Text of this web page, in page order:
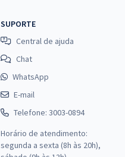
SUPORTE
Central de ajuda
Chat
WhatsApp
E-mail
Telefone: 3003-0894
Horário de atendimento:
segunda a sexta (8h às 20h),